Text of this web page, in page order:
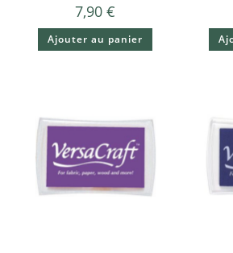
7,90€
Ajouter au panier